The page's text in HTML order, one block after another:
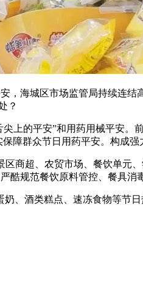
海城区市场监管局持续连结
？
的平安”和用药用械平安。
障群众节日用药平安。构成强
超、农贸市场、餐饮单元
规范餐饮原料管控、餐具消
酒类糕点、速冻食物等节日